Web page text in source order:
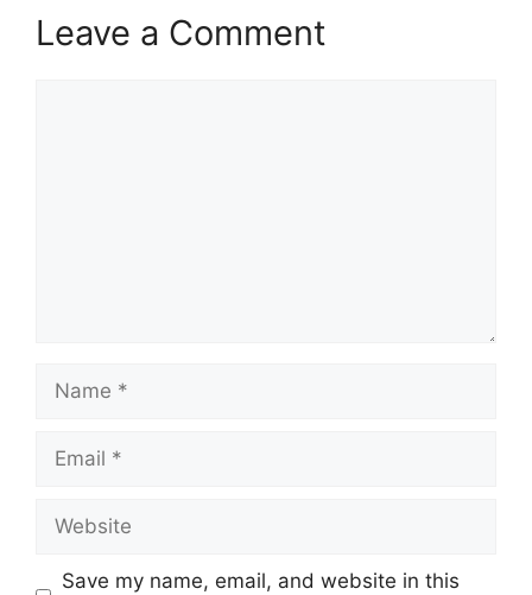
Leave a Comment
Name
Email
Website
Save my name, email, and website in this